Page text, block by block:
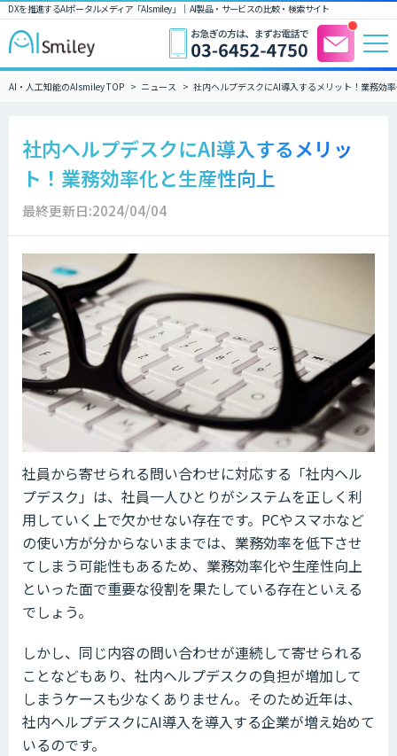
DXを推進するAIポータルメディア「AIsmiley」｜ AI製品・サービスの比較・検索サイト
AI・人工知能のAIsmiley TOP ニュース 社内ヘルプデスクにAI導入するメリット！業務効
社内ヘルプデスクにAI導入するメリッ
ト！業務効率化と生産性向上
最終更新日:2024/04/04
社員から寄せられる問い合わせに対応する「社内ヘル
プデスク」は、社員一人ひとりがシステムを正しく利
用していく上で欠かせない存在です。PCやスマホなど
の使い方が分からないままでは、業務効率を低下させ
てしまう可能性もあるため、業務効率化や生産性向上
といった面で重要な役割を果たしている存在といえる
でしょう。
しかし、同じ内容の問い合わせが連続して寄せられる
ことなどもあり、社内ヘルプデスクの負担が増加して
しまうケースも少なくありません。そのため近年は、
社内ヘルプデスクにAI導入を導入する企業が増え始めて
いるのです。